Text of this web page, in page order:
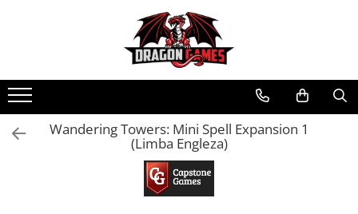
Wandering Towers: Mini Spell Expansion 1
(Limba Engleza)